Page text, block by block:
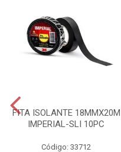
FITA ISOLANTE 18MMX20M
IMPERIAL-SLI 10PC
Código: 33712